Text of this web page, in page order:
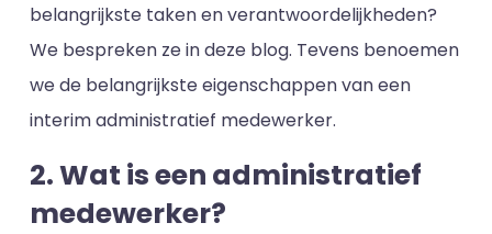
belangrijkste taken en verantwoordelijkheden?
We bespreken ze in deze blog. Tevens benoemen
we de belangrijkste eigenschappen van een
interim administratief medewerker.
2. Wat is een administratief
medewerker?